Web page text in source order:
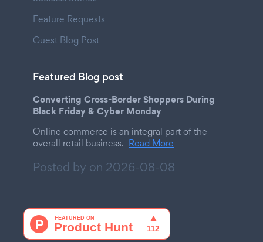
Feature Requests
Guest Blog Post
Featured Blog post
Converting Cross-Border Shoppers During
Black Friday & Cyber Monday
Online commerce is an integral part of the
overall retail business. Read More
Posted by on 2026-08-08